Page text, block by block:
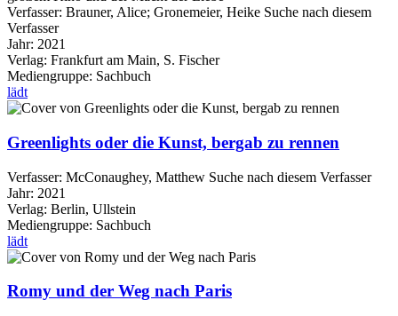
Verfasser: Brauner, Alice; Gronemeier, Heike Suche nach diesem
Verfasser
Jahr: 2021
Verlag: Frankfurt am Main, S. Fischer
Mediengruppe: Sachbuch
lädt
Greenlights oder die Kunst, bergab zu rennen
Verfasser: McConaughey, Matthew Suche nach diesem Verfasser
Jahr: 2021
Verlag: Berlin, Ullstein
Mediengruppe: Sachbuch
lädt
Romy und der Weg nach Paris